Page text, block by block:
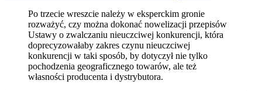
Po trzecie wreszcie należy w eksperckim gronie
rozważyć, czy można dokonać nowelizacji przepisów
Ustawy o zwalczaniu nieuczciwej konkurencji, która
doprecyzowałaby zakres czynu nieuczciwej
konkurencji w taki sposób, by dotyczył nie tylko
pochodzenia geograficznego towarów, ale też
własności producenta i dystrybutora.